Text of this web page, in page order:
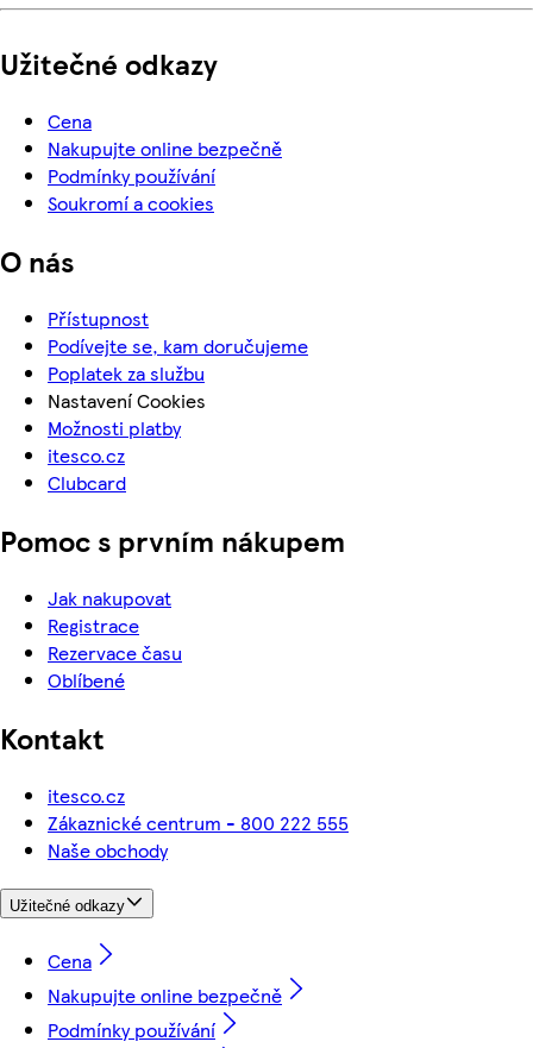
Užitečné odkazy
Cena
Nakupujte online bezpečně
Podmínky používání
Soukromí a cookies
O nás
Přístupnost
Podívejte se, kam doručujeme
Poplatek za službu
Nastavení Cookies
Možnosti platby
itesco.cz
Clubcard
Pomoc s prvním nákupem
Jak nakupovat
Registrace
Rezervace času
Oblíbené
Kontakt
itesco.cz
Zákaznické centrum - 800 222 555
Naše obchody
Užitečné odkazy
Cena
Nakupujte online bezpečně
Podmínky používání